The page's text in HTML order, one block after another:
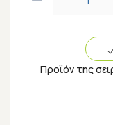
Προϊόν της